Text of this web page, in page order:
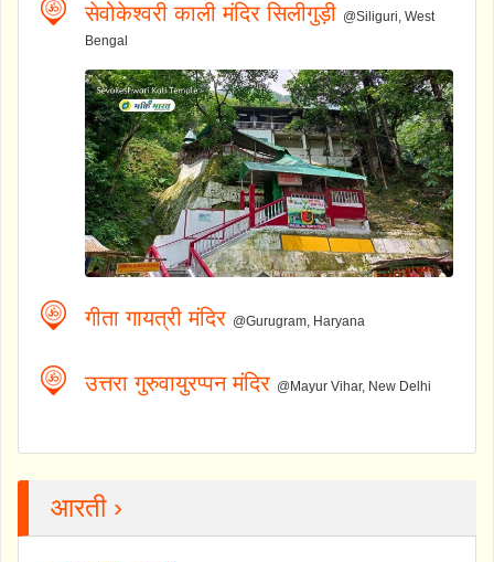
सेवोकेश्वरी काली मंदिर सिलीगुड़ी @Siliguri, West
Bengal
गीता गायत्री मंदिर @Gurugram, Haryana
उत्तरा गुरुवायुरप्पन मंदिर @Mayur Vihar, New Delhi
आरती ›